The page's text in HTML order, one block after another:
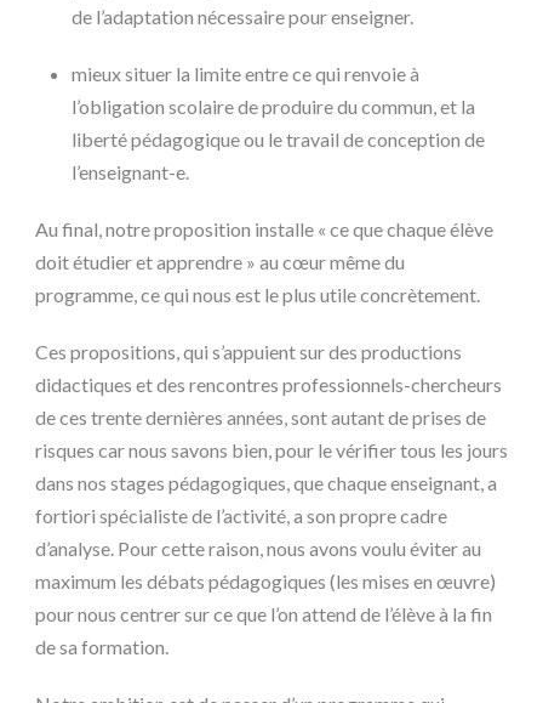
de l’adaptation nécessaire pour enseigner.
mieux situer la limite entre ce qui renvoie à
l’obligation scolaire de produire du commun, et la
liberté pédagogique ou le travail de conception de
l’enseignant-e.
Au final, notre proposition installe « ce que chaque élève
doit étudier et apprendre » au cœur même du
programme, ce qui nous est le plus utile concrètement.
Ces propositions, qui s’appuient sur des productions
didactiques et des rencontres professionnels-chercheurs
de ces trente dernières années, sont autant de prises de
risques car nous savons bien, pour le vérifier tous les jours
dans nos stages pédagogiques, que chaque enseignant, a
fortiori spécialiste de l’activité, a son propre cadre
d’analyse. Pour cette raison, nous avons voulu éviter au
maximum les débats pédagogiques (les mises en œuvre)
pour nous centrer sur ce que l’on attend de l’élève à la fin
de sa formation.